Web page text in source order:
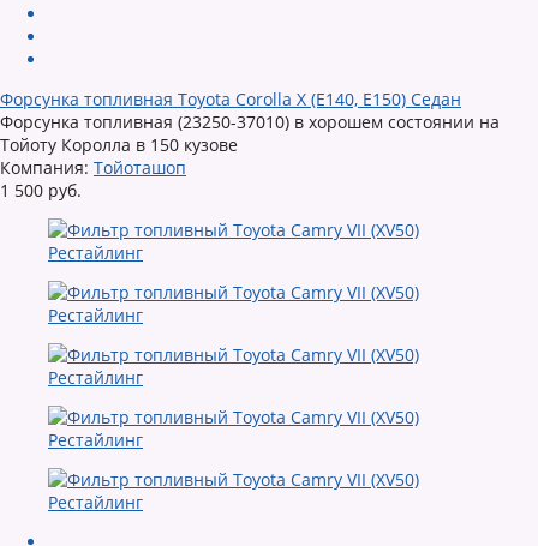
Форсунка топливная Toyota Corolla X (E140, E150) Седан
Форсунка топливная (23250-37010) в хорошем состоянии на
Тойоту Королла в 150 кузове
Компания: Тойоташоп
1 500 руб.